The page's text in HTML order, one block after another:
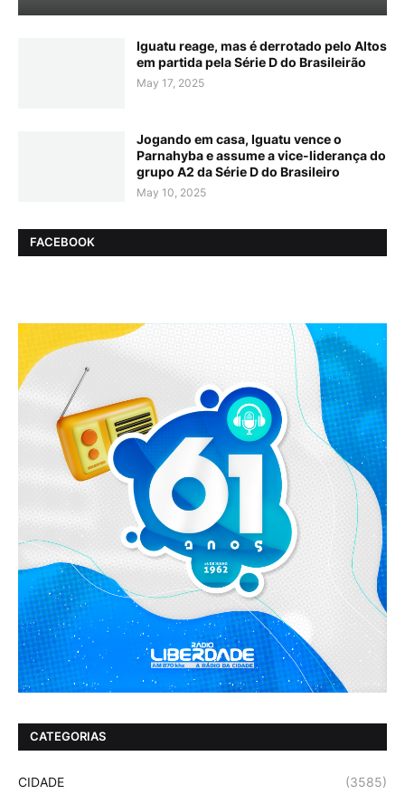
Iguatu reage, mas é derrotado pelo Altos
em partida pela Série D do Brasileirão
May 17, 2025
Jogando em casa, Iguatu vence o
Parnahyba e assume a vice-liderança do
grupo A2 da Série D do Brasileiro
May 10, 2025
FACEBOOK
CATEGORIAS
CIDADE (3585)